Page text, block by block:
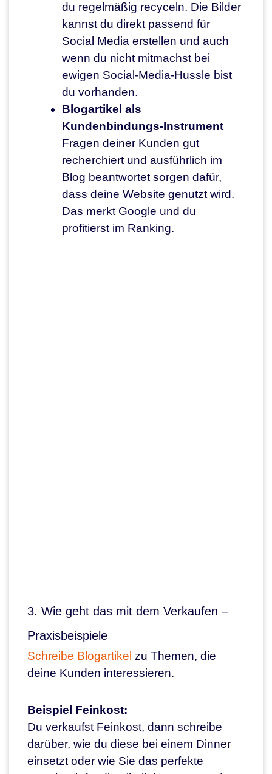
du regelmäßig recyceln. Die Bilder
kannst du direkt passend für
Social Media erstellen und auch
wenn du nicht mitmachst bei
ewigen Social-Media-Hussle bist
du vorhanden.
Blogartikel als
Kundenbindungs-Instrument
Fragen deiner Kunden gut
recherchiert und ausführlich im
Blog beantwortet sorgen dafür,
dass deine Website genutzt wird.
Das merkt Google und du
profitierst im Ranking.
3. Wie geht das mit dem Verkaufen –
Praxisbeispiele
Schreibe Blogartikel zu Themen, die
deine Kunden interessieren.
Beispiel Feinkost:
Du verkaufst Feinkost, dann schreibe
darüber, wie du diese bei einem Dinner
einsetzt oder wie Sie das perfekte